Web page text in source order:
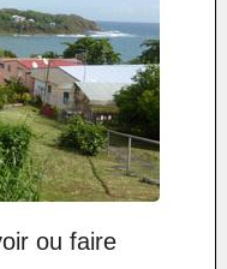
ou faire